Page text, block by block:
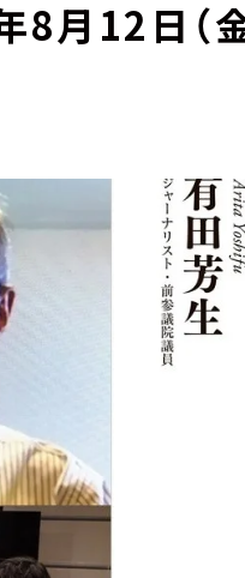
月12日（金